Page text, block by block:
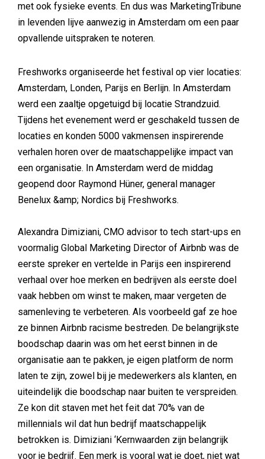
met ook fysieke events. En dus was MarketingTribune
in levenden lijve aanwezig in Amsterdam om een paar
opvallende uitspraken te noteren.
Freshworks organiseerde het festival op vier locaties:
Amsterdam, Londen, Parijs en Berlijn. In Amsterdam
werd een zaaltje opgetuigd bij locatie Strandzuid.
Tijdens het evenement werd er geschakeld tussen de
locaties en konden 5000 vakmensen inspirerende
verhalen horen over de maatschappelijke impact van
een organisatie. In Amsterdam werd de middag
geopend door Raymond Hüner, general manager
Benelux &amp; Nordics bij Freshworks.
Alexandra Dimiziani, CMO advisor to tech start-ups en
voormalig Global Marketing Director of Airbnb was de
eerste spreker en vertelde in Parijs een inspirerend
verhaal over hoe merken en bedrijven als eerste doel
vaak hebben om winst te maken, maar vergeten de
samenleving te verbeteren. Als voorbeeld gaf ze hoe
ze binnen Airbnb racisme bestreden. De belangrijkste
boodschap daarin was om het eerst binnen in de
organisatie aan te pakken, je eigen platform de norm
laten te zijn, zowel bij je medewerkers als klanten, en
uiteindelijk die boodschap naar buiten te verspreiden.
Ze kon dit staven met het feit dat 70% van de
millennials wil dat hun bedrijf maatschappelijk
betrokken is. Dimiziani ‘Kernwaarden zijn belangrijk
voor je bedrijf. Een merk is vooral wat je doet, niet wat